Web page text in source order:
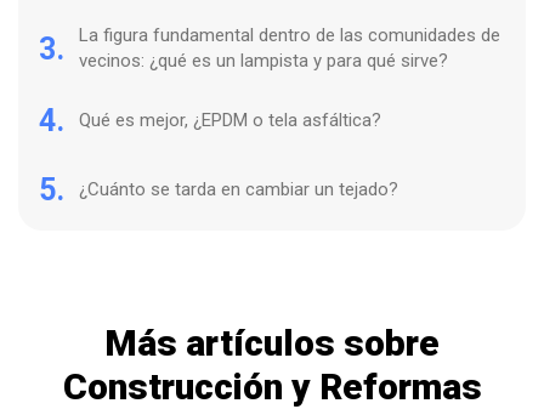
3.
La figura fundamental dentro de las comunidades de
vecinos: ¿qué es un lampista y para qué sirve?
4. Qué es mejor, ¿EPDM o tela asfáltica?
5. ¿Cuánto se tarda en cambiar un tejado?
Más artículos sobre
Construcción y Reformas